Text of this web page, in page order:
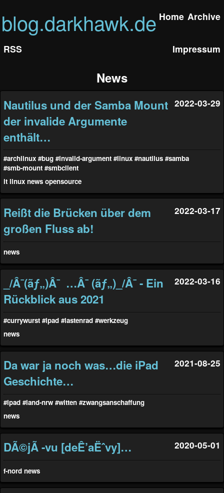
blog.darkhawk.de Home Archive
RSS Impressum
News
Nautilus und der Samba Mount
der invalide Argumente
enthält…
2022-03-29
#archlinux #bug #invalid-argument #linux #nautilus #samba
#smb-mount #smbclient
it linux news opensource
Reißt die Brücken über dem
großen Fluss ab!
2022-03-17
news
_/Â¯(ãƒ„)Â¯ …Â¯ (ãƒ„)_/Â¯ - Ein
Rückblick aus 2021
2022-03-16
#currywurst #ipad #lastenrad #werkzeug
news
Da war ja noch was…die iPad
Geschichte…
2021-08-25
#ipad #land-nrw #witten #zwangsanschaffung
news
DÃ©jÃ -vu [deÊ’aËˆvy]… 2020-05-01
f-nord news